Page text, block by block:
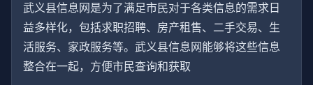
武义县信息网是为了满足市民对于各类信息的需求日
益多样化，包括求职招聘、房产租售、二手交易、生
活服务、家政服务等。武义县信息网能够将这些信息
整合在一起，方便市民查询和获取